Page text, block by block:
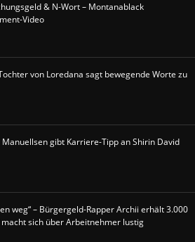
& N-Wort – Montanablack
Video
von Loredana sagt bewegende Worte zu
Manuellsen gibt Karriere-Tipp an Shirin David
weg“ – Bürgergeld-Rapper Archii erhält 3.000
sich über Arbeitnehmer lustig